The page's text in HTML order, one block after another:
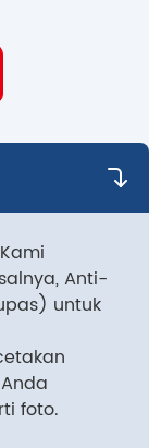
Kami
Anti-
untuk
foto.